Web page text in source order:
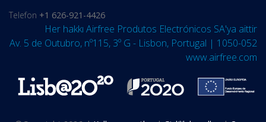
Telefon +1 626-921-4426
Her hakkı Airfree Produtos Electrónicos SA'ya aittir
Av. 5 de Outubro, nº115, 3º G - Lisbon, Portugal | 1050-052
www.airfree.com